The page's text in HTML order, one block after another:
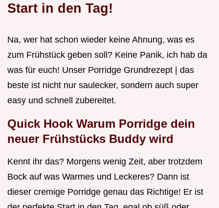
Start in den Tag!
Na, wer hat schon wieder keine Ahnung, was es
zum Frühstück geben soll? Keine Panik, ich hab da
was für euch! Unser Porridge Grundrezept | das
beste ist nicht nur saulecker, sondern auch super
easy und schnell zubereitet.
Quick Hook Warum Porridge dein
neuer Frühstücks Buddy wird
Kennt ihr das? Morgens wenig Zeit, aber trotzdem
Bock auf was Warmes und Leckeres? Dann ist
dieser cremige Porridge genau das Richtige! Er ist